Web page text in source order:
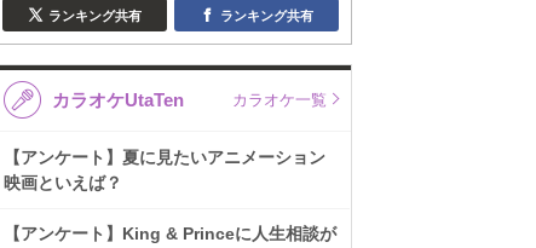
ランキング共有 ランキング共有
カラオケUtaTen カラオケ一覧
【アンケート】夏に見たいアニメーション
映画といえば？
【アンケート】King & Princeに人生相談が